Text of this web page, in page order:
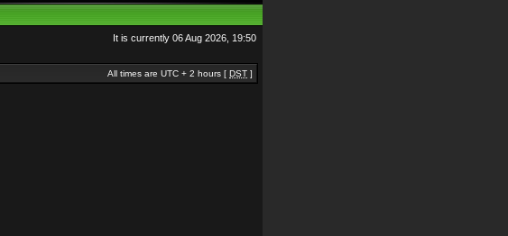
It is currently 06 Aug 2026, 19:50
All times are UTC + 2 hours [ DST ]